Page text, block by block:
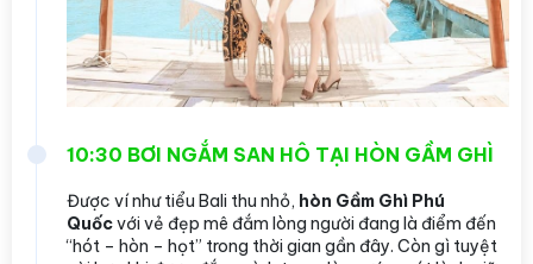
10:30 BƠI NGẮM SAN HÔ TẠI HÒN GẦM GHÌ
Được ví như tiểu Bali thu nhỏ, hòn Gầm Ghì Phú
Quốcvới vẻ đẹp mê đắm lòng người đang là điểm đến
“hót – hòn – họt” trong thời gian gần đây. Còn gì tuyệt